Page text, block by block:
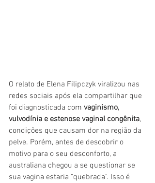
O relato de Elena Filipczyk viralizou nas
redes sociais após ela compartilhar que
foi diagnosticada com vaginismo,
vulvodínia e estenose vaginal congênita,
condições que causam dor na região da
pelve. Porém, antes de descobrir o
motivo para o seu desconforto, a
australiana chegou a se questionar se
sua vagina estaria "quebrada". Isso é